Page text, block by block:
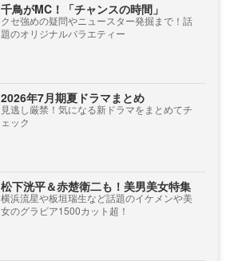
千鳥がMC！「チャンスの時間」
クセ強めの疑問やニュースター発掘まで！話
題のオリジナルバラエティー
2026年7月期夏ドラマまとめ
見逃し厳禁！気になる新ドラマをまとめてチ
ェック
松下洸平＆赤楚衛二も！美男美女特集
横浜流星や板垣瑞生など話題のイケメンや美
女のグラビア1500カット超！